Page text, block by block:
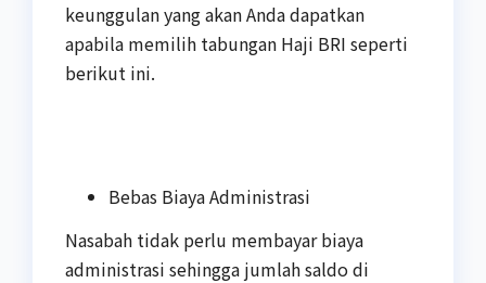
keunggulan yang akan Anda dapatkan
apabila memilih tabungan Haji BRI seperti
berikut ini.
Bebas Biaya Administrasi
Nasabah tidak perlu membayar biaya
administrasi sehingga jumlah saldo di